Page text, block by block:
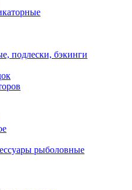
подлески, бэкинги
рыболовные